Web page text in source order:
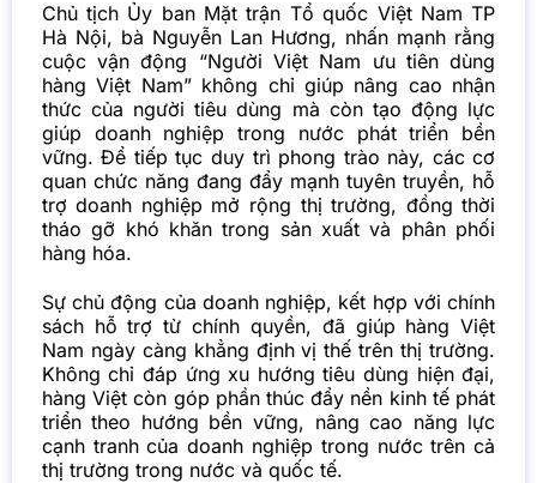
Chủ tịch Ủy ban Mặt trận Tổ quốc Việt Nam TP
Hà Nội, bà Nguyễn Lan Hương, nhấn mạnh rằng
cuộc vận động “Người Việt Nam ưu tiên dùng
hàng Việt Nam” không chỉ giúp nâng cao nhận
thức của người tiêu dùng mà còn tạo động lực
giúp doanh nghiệp trong nước phát triển bền
vững. Để tiếp tục duy trì phong trào này, các cơ
quan chức năng đang đẩy mạnh tuyên truyền, hỗ
trợ doanh nghiệp mở rộng thị trường, đồng thời
tháo gỡ khó khăn trong sản xuất và phân phối
hàng hóa.
Sự chủ động của doanh nghiệp, kết hợp với chính
sách hỗ trợ từ chính quyền, đã giúp hàng Việt
Nam ngày càng khẳng định vị thế trên thị trường.
Không chỉ đáp ứng xu hướng tiêu dùng hiện đại,
hàng Việt còn góp phần thúc đẩy nền kinh tế phát
triển theo hướng bền vững, nâng cao năng lực
cạnh tranh của doanh nghiệp trong nước trên cả
thị trường trong nước và quốc tế.